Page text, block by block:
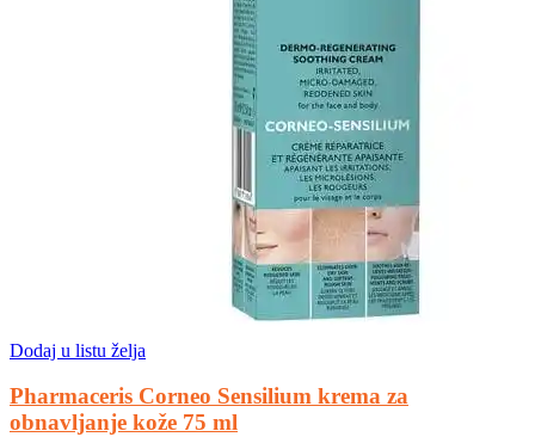
Dodaj u listu želja
Pharmaceris Corneo Sensilium krema za
obnavljanje kože 75 ml